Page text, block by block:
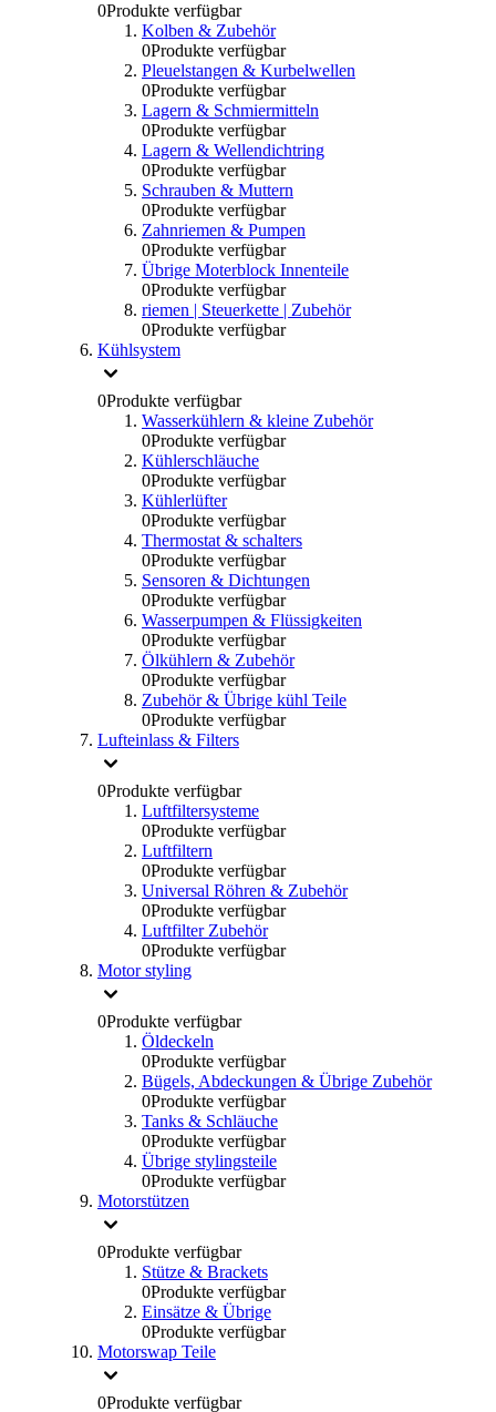
0Produkte verfügbar
Kolben & Zubehör
0Produkte verfügbar
Pleuelstangen & Kurbelwellen
0Produkte verfügbar
Lagern & Schmiermitteln
0Produkte verfügbar
Lagern & Wellendichtring
0Produkte verfügbar
Schrauben & Muttern
0Produkte verfügbar
Zahnriemen & Pumpen
0Produkte verfügbar
Übrige Moterblock Innenteile
0Produkte verfügbar
riemen | Steuerkette | Zubehör
0Produkte verfügbar
Kühlsystem
0Produkte verfügbar
Wasserkühlern & kleine Zubehör
0Produkte verfügbar
Kühlerschläuche
0Produkte verfügbar
Kühlerlüfter
0Produkte verfügbar
Thermostat & schalters
0Produkte verfügbar
Sensoren & Dichtungen
0Produkte verfügbar
Wasserpumpen & Flüssigkeiten
0Produkte verfügbar
Ölkühlern & Zubehör
0Produkte verfügbar
Zubehör & Übrige kühl Teile
0Produkte verfügbar
Lufteinlass & Filters
0Produkte verfügbar
Luftfiltersysteme
0Produkte verfügbar
Luftfiltern
0Produkte verfügbar
Universal Röhren & Zubehör
0Produkte verfügbar
Luftfilter Zubehör
0Produkte verfügbar
Motor styling
0Produkte verfügbar
Öldeckeln
0Produkte verfügbar
Bügels, Abdeckungen & Übrige Zubehör
0Produkte verfügbar
Tanks & Schläuche
0Produkte verfügbar
Übrige stylingsteile
0Produkte verfügbar
Motorstützen
0Produkte verfügbar
Stütze & Brackets
0Produkte verfügbar
Einsätze & Übrige
0Produkte verfügbar
Motorswap Teile
0Produkte verfügbar